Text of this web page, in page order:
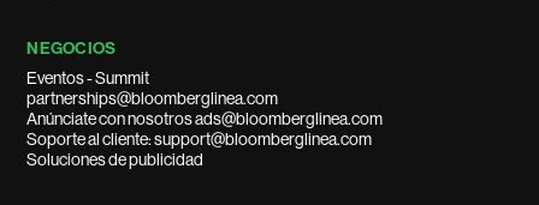
NEGOCIOS
Eventos - Summit
partnerships@bloomberglinea.com
Anúnciate con nosotros ads@bloomberglinea.com
Soporte al cliente: support@bloomberglinea.com
Soluciones de publicidad